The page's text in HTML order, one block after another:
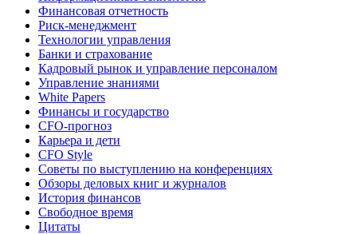
Финансовая отчетность
Риск-менеджмент
Технологии управления
Банки и страхование
Кадровый рынок и управление персоналом
Управление знаниями
White Papers
Финансы и государство
CFO-прогноз
Карьера и дети
CFO Style
Советы по выступлению на конференциях
Обзоры деловых книг и журналов
История финансов
Свободное время
Цитаты